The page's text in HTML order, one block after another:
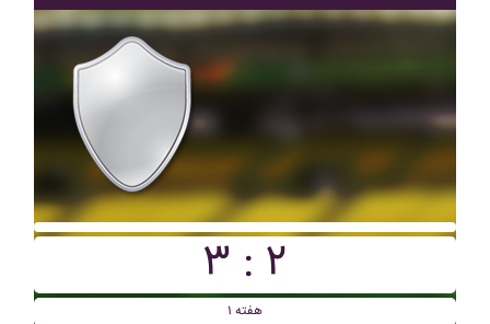
۳ : ۲
هفته ۱